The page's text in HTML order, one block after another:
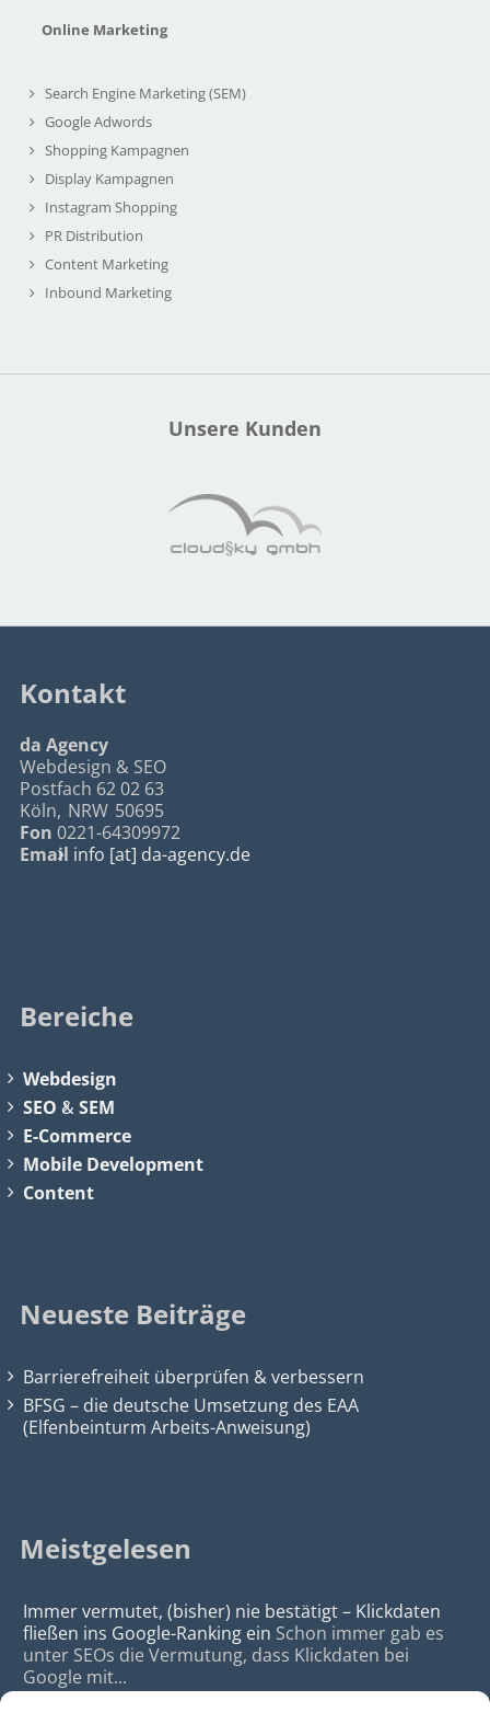
Online Marketing
Search Engine Marketing (SEM)
Google Adwords
Shopping Kampagnen
Display Kampagnen
Instagram Shopping
PR Distribution
Content Marketing
Inbound Marketing
Unsere Kunden
Kontakt
da Agency
Webdesign & SEO
Postfach 62 02 63
Köln, NRW 50695
Fon 0221-64309972
Email info [at] da-agency.de
Bereiche
Webdesign
SEO &SEM
E-Commerce
Mobile Development
Content
Neueste Beiträge
Barrierefreiheit überprüfen & verbessern
BFSG – die deutsche Umsetzung des EAA
(Elfenbeinturm Arbeits-Anweisung)
Meistgelesen
Immer vermutet, (bisher) nie bestätigt – Klickdaten
fließen ins Google-Ranking ein Schon immer gab es
unter SEOs die Vermutung, dass Klickdaten bei
Google mit...